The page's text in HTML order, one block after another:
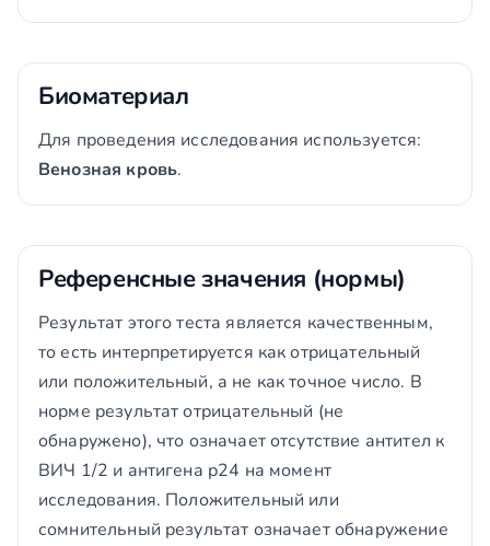
Биоматериал
Для проведения исследования используется:
Венозная кровь.
Референсные значения (нормы)
Результат этого теста является качественным,
то есть интерпретируется как отрицательный
или положительный, а не как точное число. В
норме результат отрицательный (не
обнаружено), что означает отсутствие антител к
ВИЧ 1/2 и антигена р24 на момент
исследования. Положительный или
сомнительный результат означает обнаружение